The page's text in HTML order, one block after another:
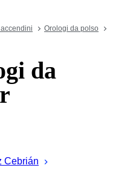
Orologi da polso
da
Cebrián